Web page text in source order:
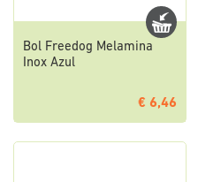
Bol Freedog Melamina
Inox Azul
€ 6,46